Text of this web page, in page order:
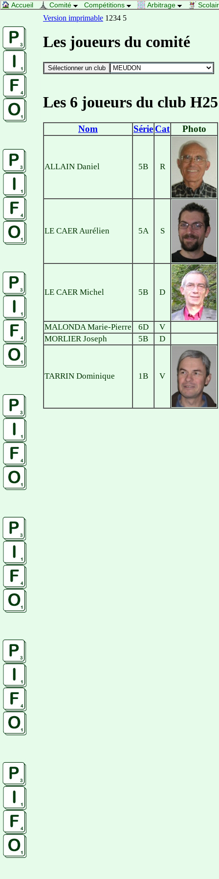
Accueil Comité Compétitions Arbitrage
Version imprimable 1234 5
Les joueurs du comité
Les 6 joueurs du club H25
Nom Série Cat Photo
ALLAIN Daniel 5B R
LE CAER Aurélien 5A S
LE CAER Michel 5B D
MALONDA Marie-Pierre 6D
V
MORLIER Joseph
5B D
TARRIN Dominique 1B V